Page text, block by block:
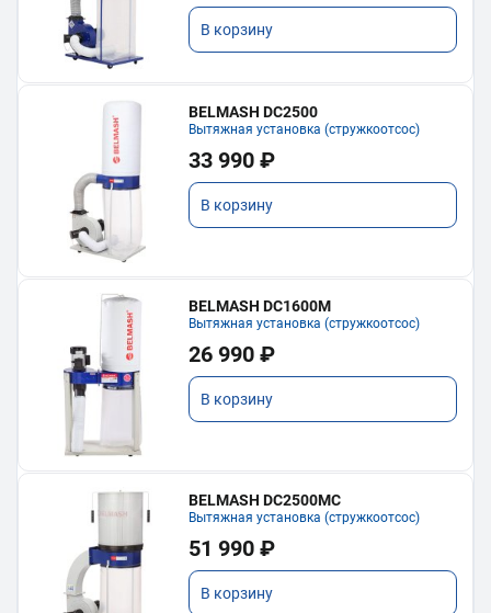
В корзину
BELMASH DC2500
Вытяжная установка (стружкоотсос)
33 990 ₽
В корзину
BELMASH DC1600M
Вытяжная установка (стружкоотсос)
26 990 ₽
В корзину
BELMASH DC2500MC
Вытяжная установка (стружкоотсос)
51 990 ₽
В корзину